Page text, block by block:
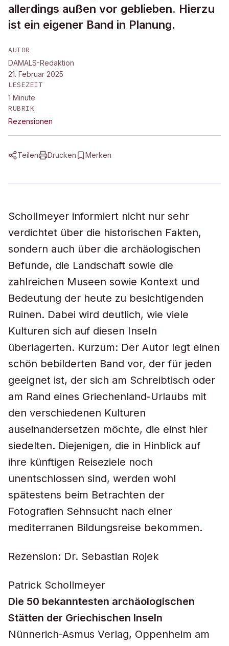
allerdings außen vor geblieben. Hierzu
ist ein eigener Band in Planung.
AUTOR
DAMALS-Redaktion
21. Februar 2025
LESEZEIT
1 Minute
RUBRIK
Rezensionen
Teilen Drucken Merken
Schollmeyer informiert nicht nur sehr
verdichtet über die historischen Fakten,
sondern auch über die archäologischen
Befunde, die Landschaft sowie die
zahlreichen Museen sowie Kontext und
Bedeutung der heute zu besichtigenden
Ruinen. Dabei wird deutlich, wie viele
Kulturen sich auf diesen Inseln
überlagerten. Kurzum: Der Autor legt einen
schön bebilderten Band vor, der für jeden
geeignet ist, der sich am Schreibtisch oder
am Rand eines Griechenland-Urlaubs mit
den verschiedenen Kulturen
auseinandersetzen möchte, die einst hier
siedelten. Diejenigen, die in Hinblick auf
ihre künftigen Reiseziele noch
unentschlossen sind, werden wohl
spätestens beim Betrachten der
Fotografien Sehnsucht nach einer
mediterranen Bildungsreise bekommen.
Rezension: Dr. Sebastian Rojek
Patrick Schollmeyer
Die 50 bekanntesten archäologischen
Stätten der Griechischen Inseln
Nünnerich-Asmus Verlag, Oppenheim am